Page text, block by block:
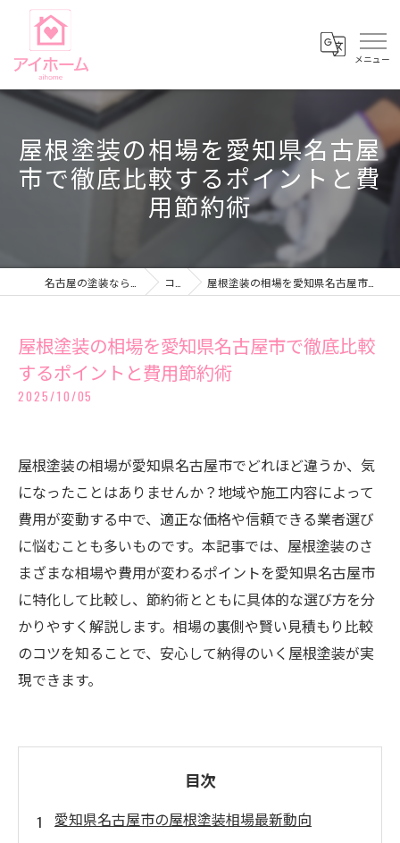
屋根塗装の相場を愛知県名古屋
市で徹底比較するポイントと費
用節約術
コラム 屋根塗装の相場を愛知県名古屋市で徹底比較するポイントと費用節約術
屋根塗装の相場を愛知県名古屋市で徹底比較
するポイントと費用節約術
2025/10/05
屋根塗装の相場が愛知県名古屋市でどれほど違うか、気
になったことはありませんか？地域や施工内容によって
費用が変動する中で、適正な価格や信頼できる業者選び
に悩むことも多いものです。本記事では、屋根塗装のさ
まざまな相場や費用が変わるポイントを愛知県名古屋市
に特化して比較し、節約術とともに具体的な選び方を分
かりやすく解説します。相場の裏側や賢い見積もり比較
のコツを知ることで、安心して納得のいく屋根塗装が実
現できます。
目次
愛知県名古屋市の屋根塗装相場最新動向